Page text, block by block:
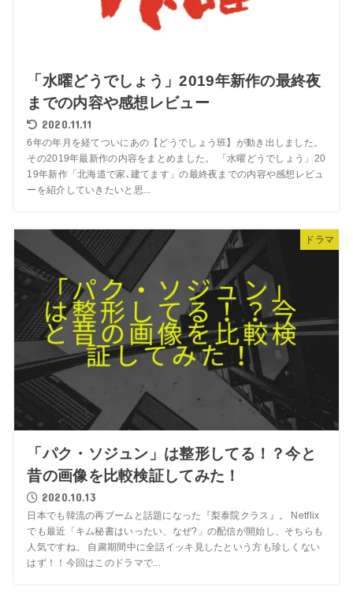
「水曜どうでしょう」2019年新作の最終夜
までの内容や感想レビュー
2020.11.11
6年の年月を経てついにあの【どうでしょう班】が動き出しました。
その2019年最新作の内容をまとめました。 「水曜どうでしょう」20
19年新作「北海道で家､建てます」の最終夜までの内容や感想レビュ
ーを紹介していきたいと思...
ドラマ
「パク・ソジュン」は整形してる！？今と
昔の画像を比較検証してみた！
2020.10.13
日本でも韓流の再ブームと話題になった『梨泰院クラス』。 Netflix
でも最近「キム秘書はいったい、なぜ?」の配信が開始し、そちらも
人気ですね。 自粛期間中に全話イッキ見したという方も珍しくない
はず！！今回はこのドラマで...